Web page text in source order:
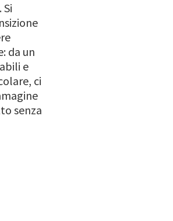
da un
e
ci
senza